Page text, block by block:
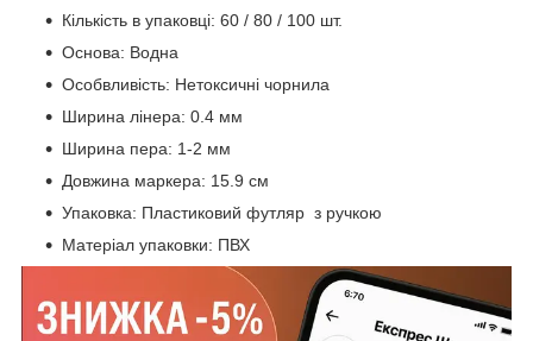
Кількість в упаковці: 60 / 80 / 100 шт.
Основа: Водна
Особвливість: Нетоксичні чорнила
Ширина лінера: 0.4 мм
Ширина пера: 1-2 мм
Довжина маркера: 15.9 см
Упаковка: Пластиковий футляр з ручкою
Матеріал упаковки: ПВХ